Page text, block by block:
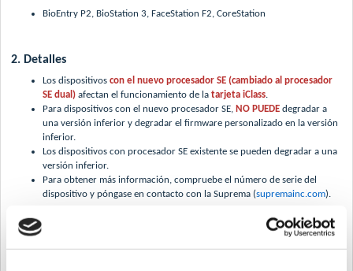
BioEntry P2, BioStation 3, FaceStation F2, CoreStation
2. Detalles
Los dispositivos con el nuevo procesador SE (cambiado al procesador
SE dual) afectan el funcionamiento de la tarjeta iClass.
Para dispositivos con el nuevo procesador SE, NO PUEDE degradar a
una versión inferior y degradar el firmware personalizado en la versión
inferior.
Los dispositivos con procesador SE existente se pueden degradar a una
versión inferior.
Para obtener más información, compruebe el número de serie del
dispositivo y póngase en contacto con la Suprema (supremainc.com).